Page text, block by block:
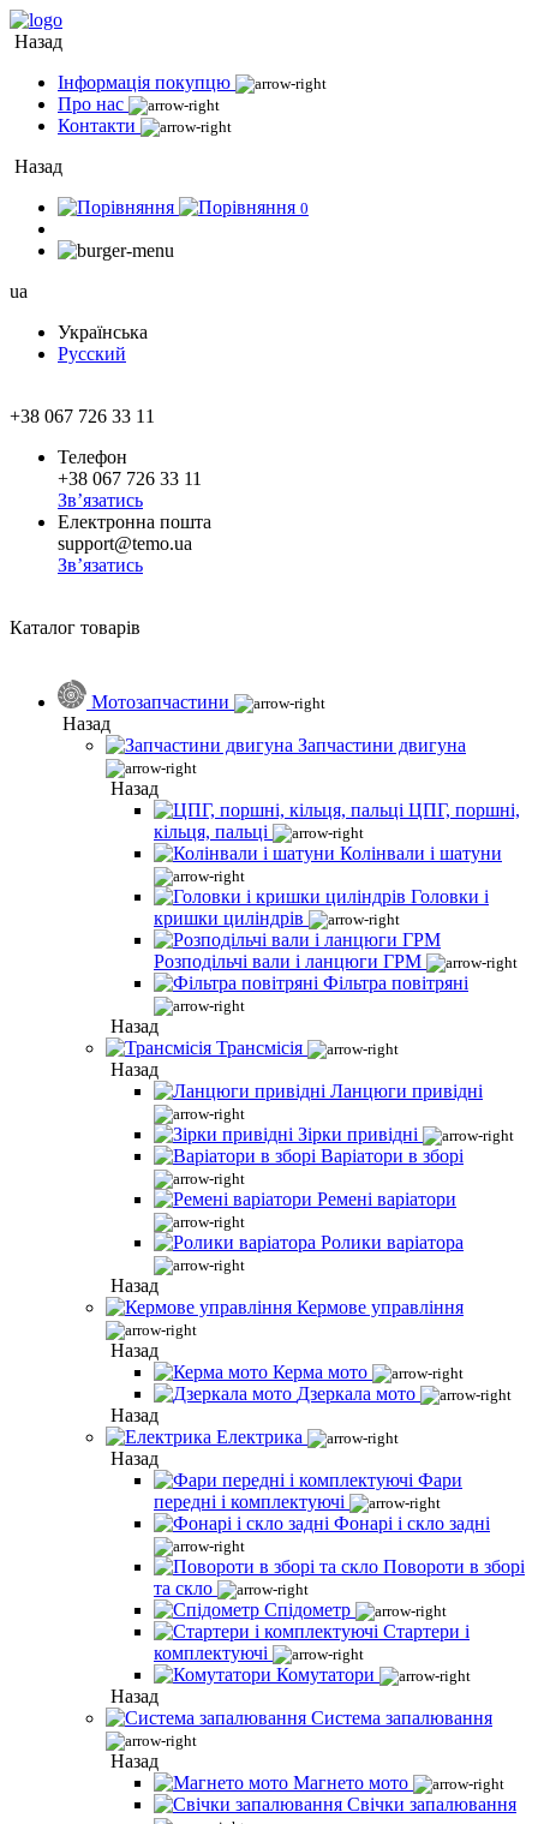
Назад
Інформація покупцю
Про нас
Контакти
Назад
0
ua
Українська
Русский
+38 067 726 33 11
Телефон
+38 067 726 33 11
Зв’язатись
Електронна пошта
support@temo.ua
Зв’язатись
Каталог товарів
Мотозапчастини
Назад
Запчастини двигуна
Назад
ЦПГ, поршні,
кільця, пальці
Колінвали і шатуни
Головки і
кришки циліндрів
Розподільчі вали і ланцюги ГРМ
Фільтра повітряні
Назад
Трансмісія
Назад
Ланцюги привідні
Зірки привідні
Варіатори в зборі
Ремені варіатори
Ролики варіатора
Назад
Кермове управління
Назад
Керма мото
Дзеркала мото
Назад
Електрика
Назад
Фари
передні і комплектуючі
Фонарі і скло задні
Повороти в зборі
та скло
Спідометр
Стартери і
комплектуючі
Комутатори
Назад
Система запалювання
Назад
Магнето мото
Свічки запалювання